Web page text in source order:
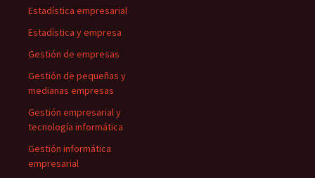
Estadística empresarial
Estadística y empresa
Gestión de empresas
Gestión de pequeñas y
medianas empresas
Gestión empresarial y
tecnología informática
Gestión informática
empresarial